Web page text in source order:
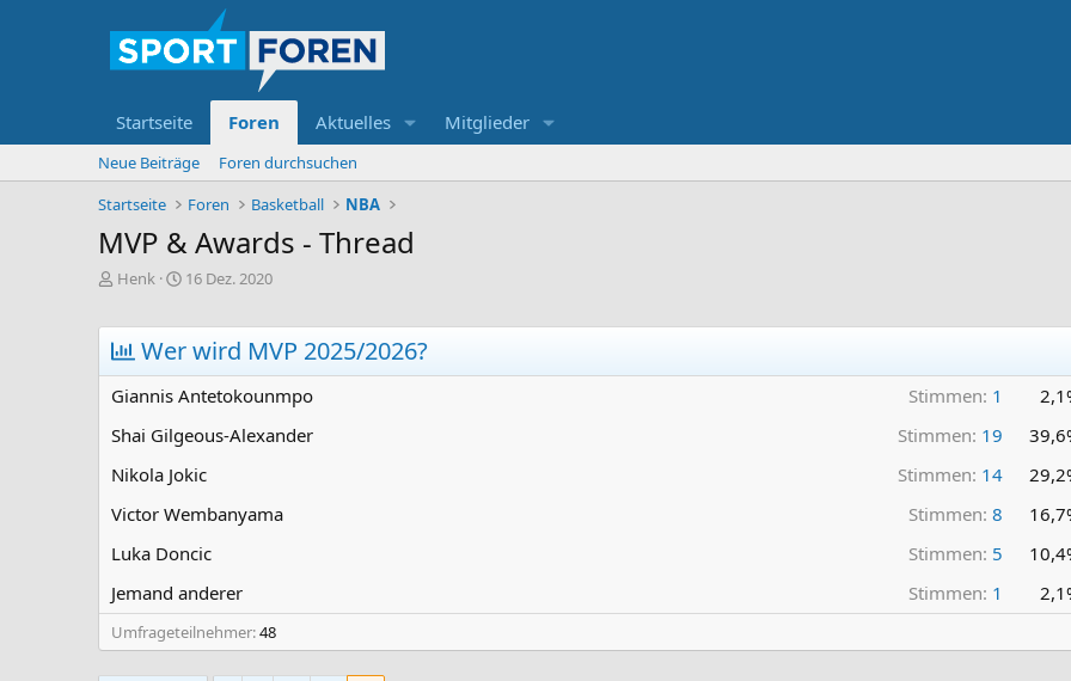
Startseite Foren Aktuelles Mitglieder
Neue Beiträge
Foren durchsuchen
Startseite
Foren Basketball NBA
MVP & Awards - Thread
E
t
e
l
e
r
Henk
E
t
l
t
a
m
16 Dez. 2020
Wer wird MVP 2025/2026?
Giannis Antetokounmpo Stimmen: 1
Shai Gilgeous-Alexander
Stimmen: 19
Nikola Jokic
Stimmen: 14
Victor Wembanyama
Stimmen: 8
Luka Doncic
Stimmen: 5
Jemand anderer
Stimmen: 1
Umfrageteilnehmer 48